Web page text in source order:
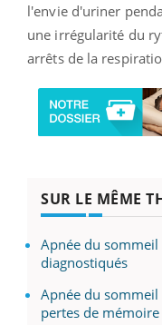
l'envie d'uriner
une irrégularité du
arrêts de la
SUR LE MÊME
Apnée du
diagnostiqués
Apnée du sommeil
pertes de